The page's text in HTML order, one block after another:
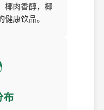
椰肉香醇，椰
康饮品。
布